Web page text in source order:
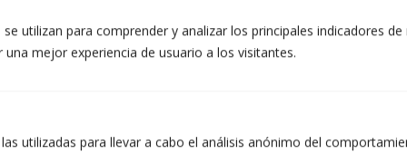
utilizan para comprender y analizar los principales indicadores
mejor experiencia de usuario a los visitantes.
utilizadas para llevar a cabo el análisis anónimo del